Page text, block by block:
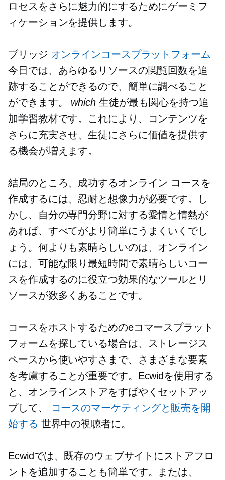
ロセスをさらに魅力的にするためにゲーミフ
ィケーションを提供します。
ブリッジ オンラインコースプラットフォーム
今日では、あらゆるリソースの閲覧回数を追
跡することができるので、簡単に調べること
ができます。 which生徒が最も関心を持つ追
加学習教材です。これにより、コンテンツを
さらに充実させ、生徒にさらに価値を提供す
る機会が増えます。
結局のところ、成功するオンライン コースを
作成するには、忍耐と想像力が必要です。し
かし、自分の専門分野に対する愛情と情熱が
あれば、すべてがより簡単にうまくいくでし
ょう。何よりも素晴らしいのは、オンライン
には、可能な限り最短時間で素晴らしいコー
スを作成するのに役立つ効果的なツールとリ
ソースが数多くあることです。
コースをホストするためのeコマースプラット
フォームを探している場合は、ストレージス
ペースから使いやすさまで、さまざまな要素
を考慮することが重要です。Ecwidを使用する
と、オンラインストアをすばやくセットアッ
プして、
コースのマーケティングと販売を開
始する 世界中の視聴者に。
Ecwidでは、既存のウェブサイトにストアフロ
ントを追加することも簡単です。または、